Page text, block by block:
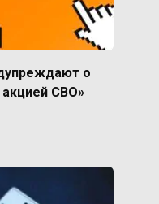
о
акцией СВО»